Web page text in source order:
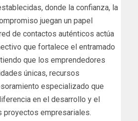
donde la confianza, la
juegan un papel
de contactos auténticos actúa
que fortalece el entramado
que los emprendedores
únicas, recursos
especializado que
en el desarrollo y el
proyectos empresariales.